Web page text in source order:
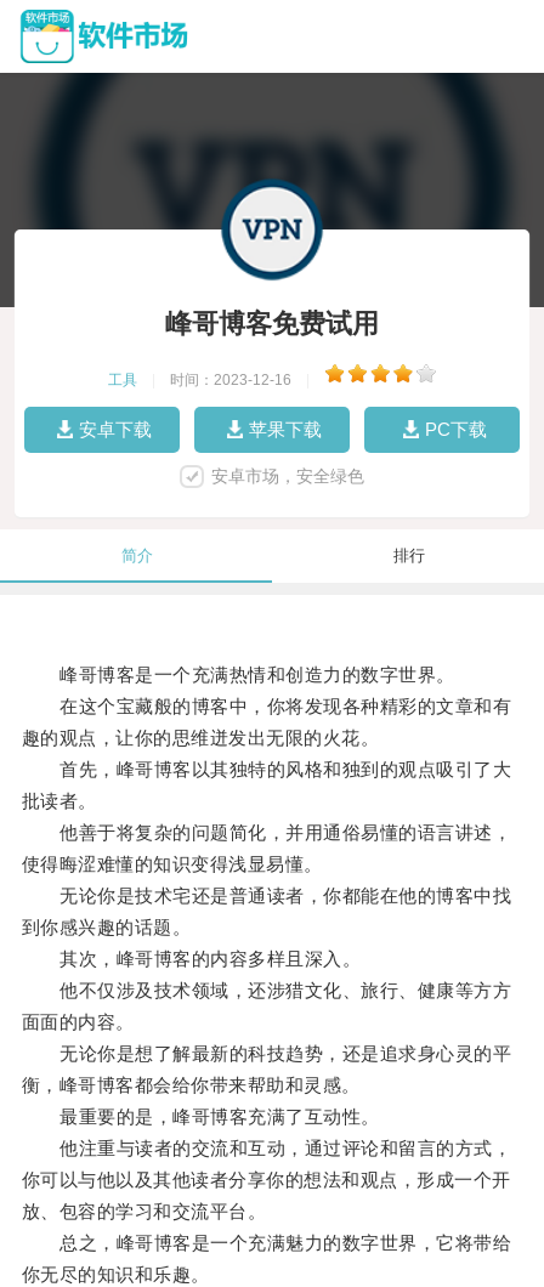
峰哥博客免费试用
工具 时间：2023-12-16
安卓下载 苹果下载 PC下载
安卓市场，安全绿色
简介 排行
峰哥博客是一个充满热情和创造力的数字世界。
在这个宝藏般的博客中，你将发现各种精彩的文章和有
趣的观点，让你的思维迸发出无限的火花。
首先，峰哥博客以其独特的风格和独到的观点吸引了大
批读者。
他善于将复杂的问题简化，并用通俗易懂的语言讲述，
使得晦涩难懂的知识变得浅显易懂。
无论你是技术宅还是普通读者，你都能在他的博客中找
到你感兴趣的话题。
其次，峰哥博客的内容多样且深入。
他不仅涉及技术领域，还涉猎文化、旅行、健康等方方
面面的内容。
无论你是想了解最新的科技趋势，还是追求身心灵的平
衡，峰哥博客都会给你带来帮助和灵感。
最重要的是，峰哥博客充满了互动性。
他注重与读者的交流和互动，通过评论和留言的方式，
你可以与他以及其他读者分享你的想法和观点，形成一个开
放、包容的学习和交流平台。
总之，峰哥博客是一个充满魅力的数字世界，它将带给
你无尽的知识和乐趣。